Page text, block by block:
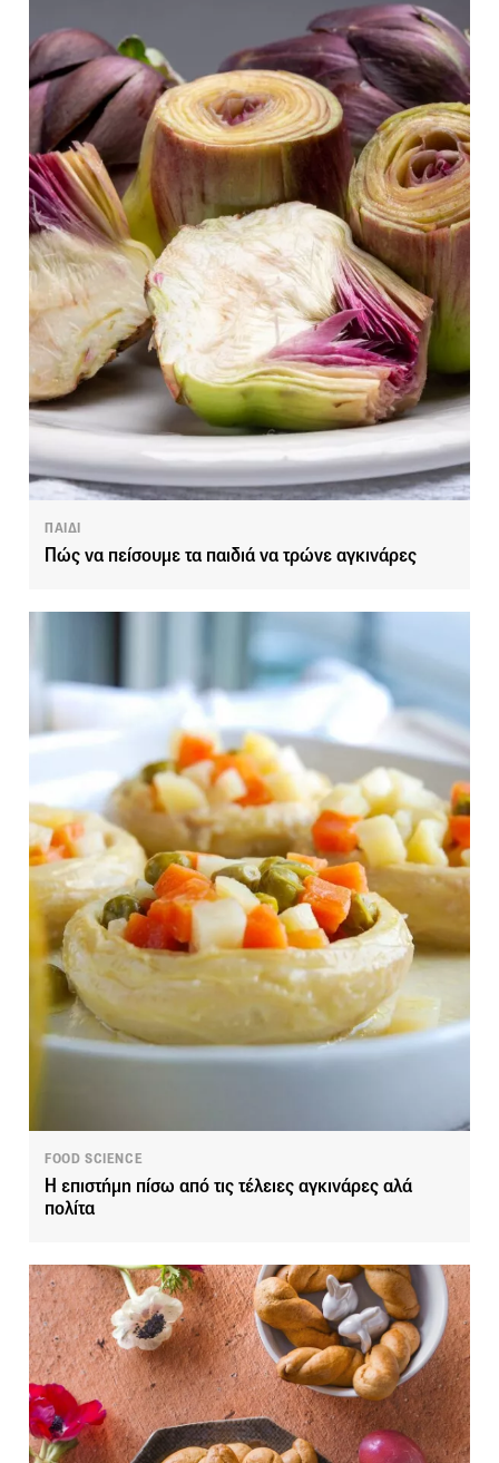
ΠΑΙΔΙ
Πώς να πείσουμε τα παιδιά να τρώνε αγκινάρες
FOOD SCIENCE
Η επιστήμη πίσω από τις τέλειες αγκινάρες αλά
πολίτα